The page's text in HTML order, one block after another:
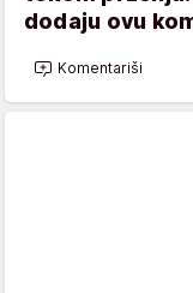
dodaju ovu
Komentariši